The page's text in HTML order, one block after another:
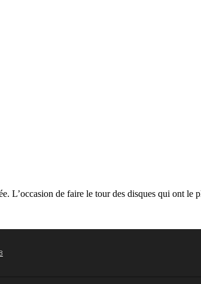
L’occasion de faire le tour des disques qui ont le